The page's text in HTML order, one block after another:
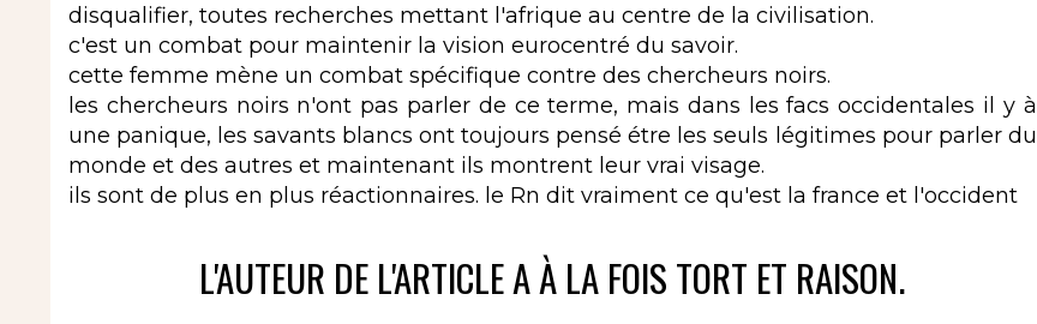
disqualifier, toutes recherches mettant l'afrique au centre de la civilisation.
c'est un combat pour maintenir la vision eurocentré du savoir.
cette femme mène un combat spécifique contre des chercheurs noirs.
les chercheurs noirs n'ont pas parler de ce terme, mais dans les facs occidentales il y à
une panique, les savants blancs ont toujours pensé étre les seuls légitimes pour parler du
monde et des autres et maintenant ils montrent leur vrai visage.
ils sont de plus en plus réactionnaires. le Rn dit vraiment ce qu'est la france et l'occident
L'AUTEUR DE L'ARTICLE A À LA FOIS TORT ET RAISON.